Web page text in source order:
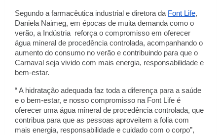
Segundo a farmacêutica industrial e diretora da Font Life,
Daniela Naimeg, em épocas de muita demanda como o
verão, a Indústria reforça o compromisso em oferecer
água mineral de procedência controlada, acompanhando o
aumento do consumo no verão e contribuindo para que o
Carnaval seja vivido com mais energia, responsabilidade e
bem-estar.
“ A hidratação adequada faz toda a diferença para a saúde
e o bem-estar, e nosso compromisso na Font Life é
oferecer uma água mineral de procedência controlada, que
contribua para que as pessoas aproveitem a folia com
mais energia, responsabilidade e cuidado com o corpo”,